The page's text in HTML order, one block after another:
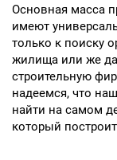
Основная масса
имеют
только к поиску
жилища или же
строительную
надеемся, что
найти на самом
который